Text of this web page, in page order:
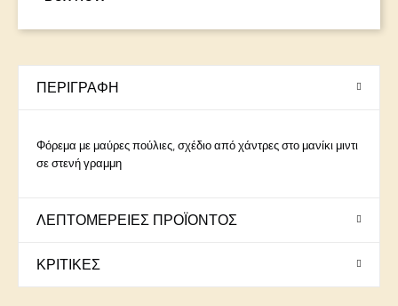
ΠΕΡΙΓΡΑΦΉ
Φόρεμα με μαύρες πούλιες, σχέδιο από χάντρες στο μανίκι μιντι
σε στενή γραμμη
ΛΕΠΤΟΜΈΡΕΙΕΣ ΠΡΟΪΌΝΤΟΣ
ΚΡΙΤΙΚΈΣ